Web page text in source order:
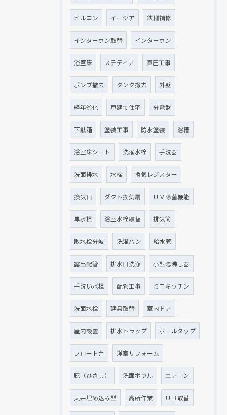
ビルコン イージア 鉄柵補修
インターホン取替 インターホン
浴室床 ステディア 直圧工事
ポンプ撤去 タンク撤去 外壁
経年劣化 戸建て住宅 分電盤
下駄箱 塗装工事 防水塗装 浴槽
浴室床シート 洗濯水栓 手洗器
洗面排水 水栓 換気レジスター
換気口 ダクト換気扇 ＵＶ除菌機能
単水栓 浴室水栓取替 排気筒
散水栓分岐 洗濯パン 給水管
露出配管 排水口洗浄 小型湯沸し器
手洗い水栓 配管工事 ミニキッチン
洗面水栓 建具取替 室内ドア
屋内設置 排水トラップ ボールタップ
フロート弁 洋室リフォーム
庇（ひさし） 洗面ボウル エアコン
天井埋め込み型 高所作業 ＵＢ取替